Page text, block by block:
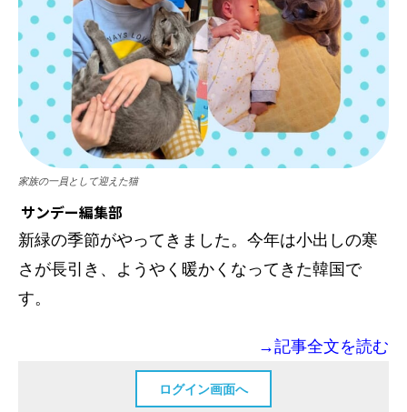
家族の一員として迎えた猫
サンデー編集部
新緑の季節がやってきました。今年は小出しの寒
さが長引き、ようやく暖かくなってきた韓国で
す。
→記事全文を読む
ログイン画面へ